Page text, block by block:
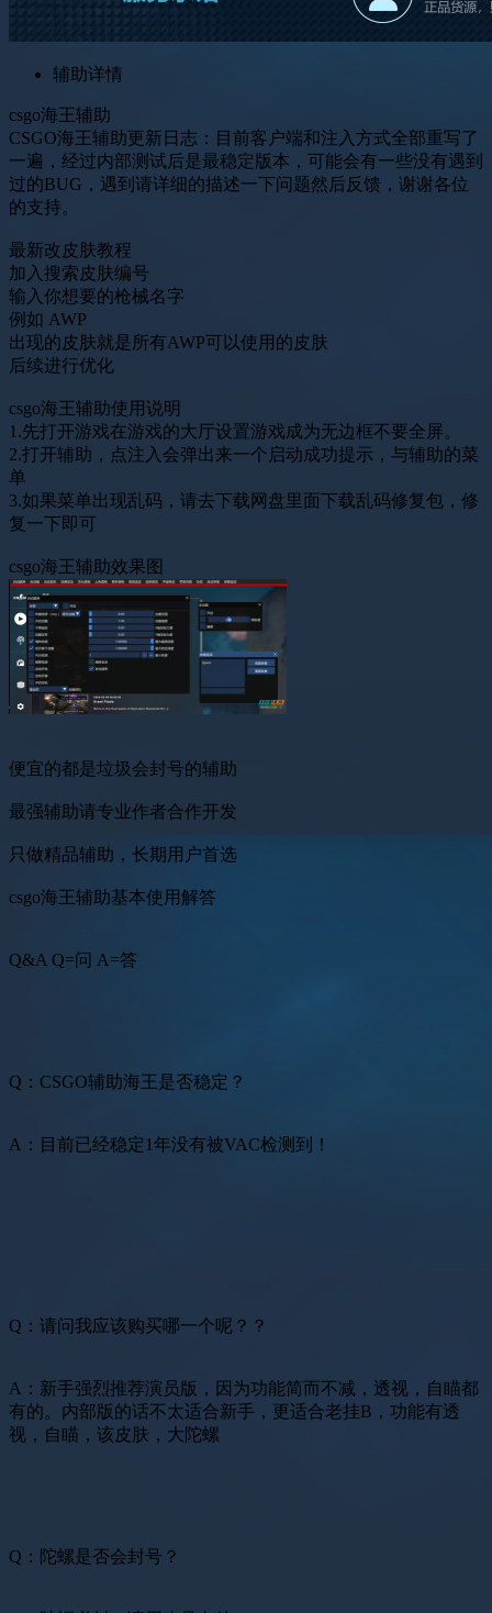
辅助详情
csgo海王辅助
CSGO海王辅助更新日志：目前客户端和注入方式全部重写了
一遍，经过内部测试后是最稳定版本，可能会有一些没有遇到
过的BUG，遇到请详细的描述一下问题然后反馈，谢谢各位
的支持。
最新改皮肤教程
加入搜索皮肤编号
输入你想要的枪械名字
例如 AWP
出现的皮肤就是所有AWP可以使用的皮肤
后续进行优化
csgo海王辅助使用说明
1.先打开游戏在游戏的大厅设置游戏成为无边框不要全屏。
2.打开辅助，点注入会弹出来一个启动成功提示，与辅助的菜
单
3.如果菜单出现乱码，请去下载网盘里面下载乱码修复包，修
复一下即可
csgo海王辅助效果图
便宜的都是垃圾会封号的辅助
最强辅助请专业作者合作开发
只做精品辅助，长期用户首选
csgo海王辅助基本使用解答
Q&A Q=问 A=答
Q：CSGO辅助海王是否稳定？
A：目前已经稳定1年没有被VAC检测到！
Q：请问我应该购买哪一个呢？？
A：新手强烈推荐演员版，因为功能简而不减，透视，自瞄都
有的。内部版的话不太适合新手，更适合老挂B，功能有透
视，自瞄，该皮肤，大陀螺
Q：陀螺是否会封号？